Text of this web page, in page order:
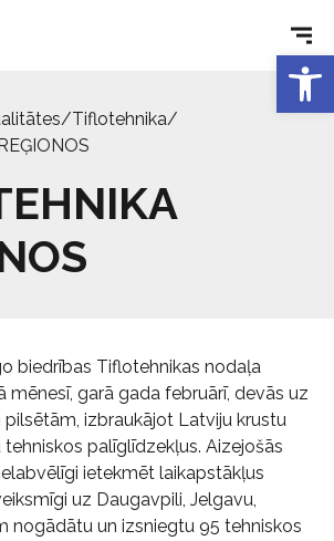
/Tiflotehnika/
biedrības Tiflotehnikas nodaļa
mēnesī, garā gada februārī, devās uz
izbraukājot Latviju krustu
tehniskos palīglīdzekļus. Aizejošās
ietekmēt laikapstākļus
uz Daugavpili, Jelgavu,
nogādātu un izsniegtu 95 tehniskos